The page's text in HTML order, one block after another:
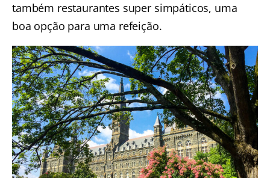
também restaurantes super simpáticos, uma
boa opção para uma refeição.